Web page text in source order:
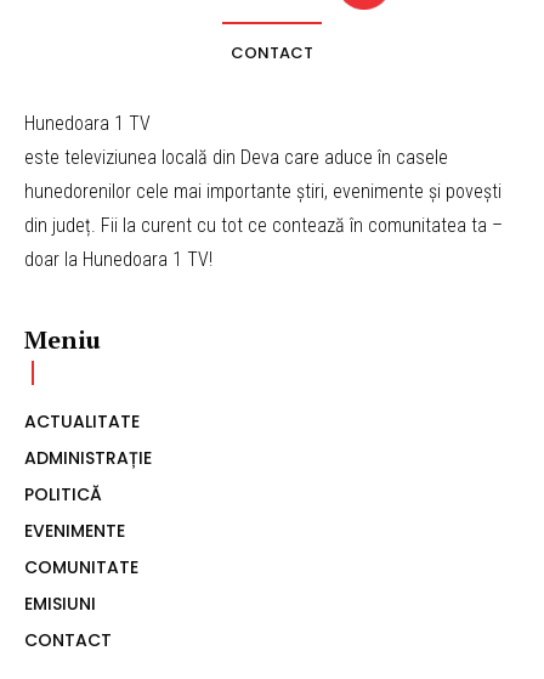
CONTACT
Hunedoara 1 TV
este televiziunea locală din Deva care aduce în casele
hunedorenilor cele mai importante știri, evenimente și povești
din județ. Fii la curent cu tot ce contează în comunitatea ta –
doar la Hunedoara 1 TV!
Meniu
ACTUALITATE
ADMINISTRAȚIE
POLITICĂ
EVENIMENTE
COMUNITATE
EMISIUNI
CONTACT